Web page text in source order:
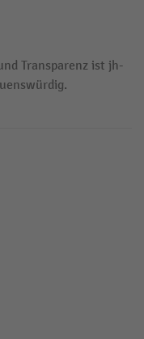
Transparenz ist jh-